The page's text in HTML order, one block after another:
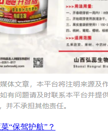
“保驾护航”？